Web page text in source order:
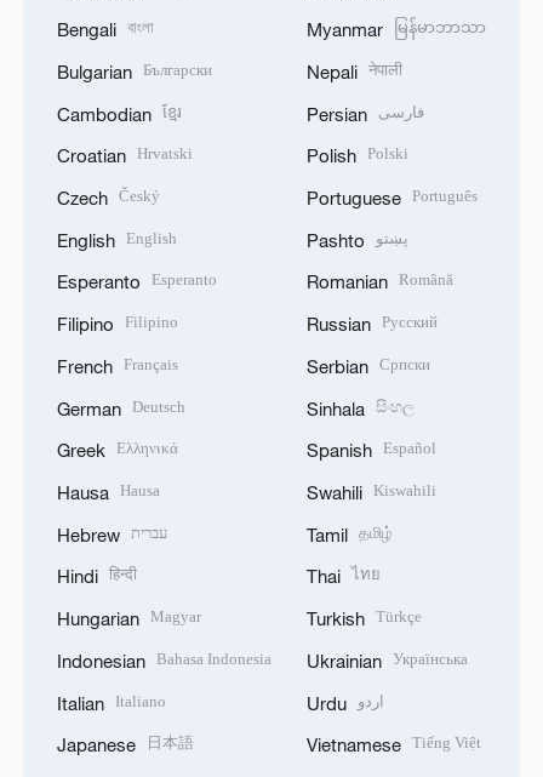
Bengali বাংলা
Bulgarian Български
Cambodian ខ្មែរ
Croatian Hrvatski
Czech Český
English English
Esperanto Esperanto
Filipino Filipino
French Français
German Deutsch
Greek Ελληνικά
Hausa Hausa
Hebrew עברית
Hindi हिन्दी
Hungarian Magyar
Indonesian Bahasa Indonesia
Italian Italiano
Japanese 日本語
Myanmar မြန်မာဘာသာ
Nepali नेपाली
Persian فارسی
Polish Polski
Portuguese Português
Pashto پښتو
Romanian Română
Russian Русский
Serbian Српски
Sinhala සිංහල
Spanish Español
Swahili Kiswahili
Tamil தமிழ்
Thai ไทย
Turkish Türkçe
Ukrainian Українська
Urdu اردو
Vietnamese Tiếng Việt